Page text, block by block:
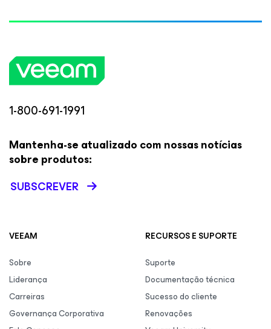
1-800-691-1991
Mantenha-se atualizado com nossas notícias
sobre produtos:
SUBSCREVER
VEEAM
Sobre
Liderança
Carreiras
Governança Corporativa
RECURSOS E SUPORTE
Suporte
Documentação técnica
Sucesso do cliente
Renovações